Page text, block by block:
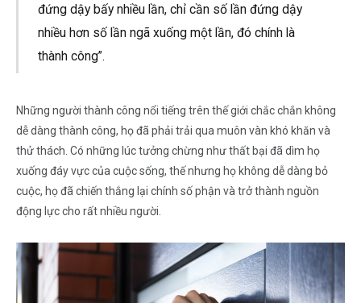
đứng dậy bấy nhiều lần, chỉ cần số lần đứng dậy
nhiều hơn số lần ngã xuống một lần, đó chính là
thành công”.
Những người thành công nổi tiếng trên thế giới chắc chắn không
dễ dàng thành công, họ đã phải trải qua muôn vàn khó khăn và
thử thách. Có những lúc tưởng chừng như thất bại đã dìm họ
xuống đáy vực của cuộc sống, thế nhưng họ không dễ dàng bỏ
cuộc, họ đã chiến thắng lại chính số phận và trở thành nguồn
động lực cho rất nhiều người.